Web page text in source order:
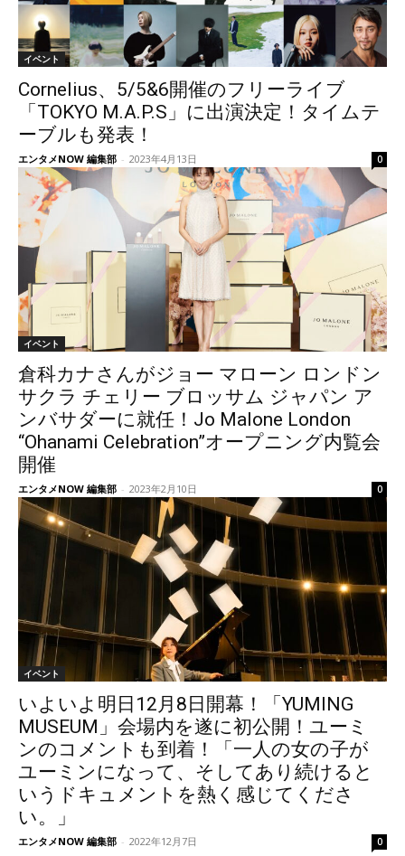
イベント
Cornelius、5/5&6開催のフリーライブ
「TOKYO M.A.P.S」に出演決定！タイムテ
ーブルも発表！
エンタメNOW 編集部 - 2023年4月13日 0
イベント
倉科カナさんがジョー マローン ロンドン
サクラ チェリー ブロッサム ジャパン ア
ンバサダーに就任！Jo Malone London
“Ohanami Celebration”オープニング内覧会
開催
エンタメNOW 編集部 - 2023年2月10日 0
イベント
いよいよ明日12月8日開幕！「YUMING
MUSEUM」会場内を遂に初公開！ユーミ
ンのコメントも到着！「一人の女の子が
ユーミンになって、そしてあり続けると
いうドキュメントを熱く感じてくださ
い。」
エンタメNOW 編集部 - 2022年12月7日 0